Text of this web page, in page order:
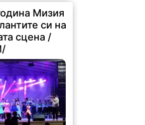
Мизия
си на
сцена /